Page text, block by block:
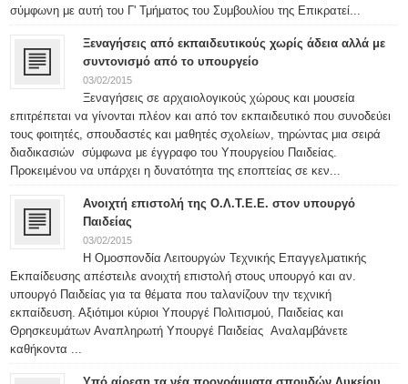
σύμφωνη με αυτή του Γ' Τμήματος του Συμβουλίου της Επικρατεί...
Ξεναγήσεις από εκπαιδευτικούς χωρίς άδεια αλλά με
συντονισμό από το υπουργείο
03/02/2015
Ξεναγήσεις σε αρχαιολογικούς χώρους και μουσεία
επιτρέπεται να γίνονται πλέον και από τον εκπαιδευτικό που συνοδεύει
τους φοιτητές, σπουδαστές και μαθητές σχολείων, τηρώντας μια σειρά
διαδικασιών σύμφωνα με έγγραφο του Υπουργείου Παιδείας.
Προκειμένου να υπάρχει η δυνατότητα της εποπτείας σε κεν...
Ανοιχτή επιστολή της Ο.Λ.Τ.Ε.Ε. στον υπουργό
Παιδείας
03/02/2015
Η Ομοσπονδία Λειτουργών Τεχνικής Επαγγελματικής
Εκπαίδευσης απέστειλε ανοιχτή επιστολή στους υπουργό και αν.
υπουργό Παιδείας για τα θέματα που ταλανίζουν την τεχνική
εκπαίδευση. Αξιότιμοι κύριοι Υπουργέ Πολιτισμού, Παιδείας και
Θρησκευμάτων Αναπληρωτή Υπουργέ Παιδείας Αναλαμβάνετε
καθήκοντα ...